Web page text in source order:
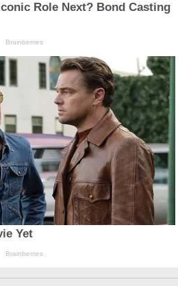
Role Next? Bond Casting
Brainberries
Yet
Brainberries